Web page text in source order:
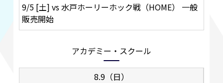
9/5 [土] vs 水戸ホーリーホック戦（HOME） 一般
販売開始
アカデミー・スクール
8.9（日）